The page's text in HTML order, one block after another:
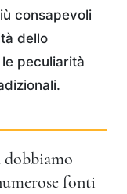
consapevoli
dello
peculiarità
dobbiamo
fonti